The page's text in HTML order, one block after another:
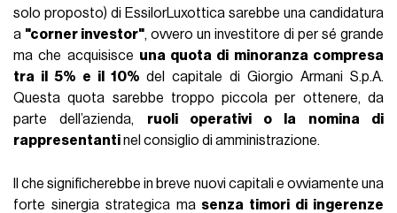
solo proposto) di EssilorLuxottica sarebbe una candidatura
a "corner investor", ovvero un investitore di per sé grande
ma che acquisisce una quota di minoranza compresa
tra il 5% e il 10% del capitale di Giorgio Armani S.p.A.
Questa quota sarebbe troppo piccola per ottenere, da
parte dell’azienda, ruoli operativi o la nomina di
rappresentantinel consiglio di amministrazione.
Il che significherebbe in breve nuovi capitali e ovviamente una
forte sinergia strategica ma senza timori di ingerenze